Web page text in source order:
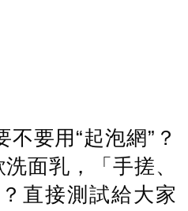
要用“起泡網”？
面乳，「手搓、
直接測試給大家